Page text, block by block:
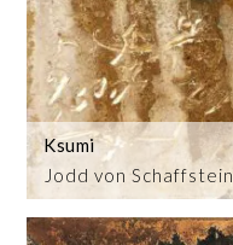
Jodd von Schaffstein
Ksumi